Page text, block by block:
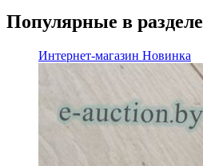
Популярные в разделе
Интернет-магазин Новинка